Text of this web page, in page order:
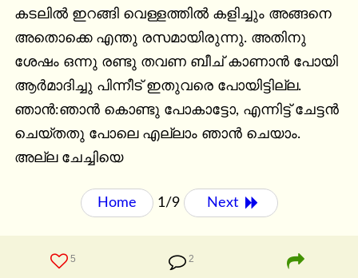
കടലിൽ ഇറങ്ങി വെള്ളത്തിൽ കളിച്ചും അങ്ങനെ
അതൊക്കെ എന്തു രസമായിരുന്നു. അതിനു
ശേഷം ഒന്നു രണ്ടു തവണ ബീച് കാണാൻ പോയി
ആർമാദിച്ചു പിന്നീട് ഇതുവരെ പോയിട്ടില്ല.
ഞാൻ:ഞാൻ കൊണ്ടു പോകാട്ടോ, എന്നിട്ട് ചേട്ടൻ
ചെയ്തതു പോലെ എല്ലാം ഞാൻ ചെയാം.
അല്ല ചേച്ചിയെ
Home 1/9 Next
5 2